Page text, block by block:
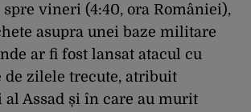
spre vineri (4:40, ora României),
asupra unei baze militare
ar fi fost lansat atacul cu
zilele trecute, atribuit
Assad și în care au murit